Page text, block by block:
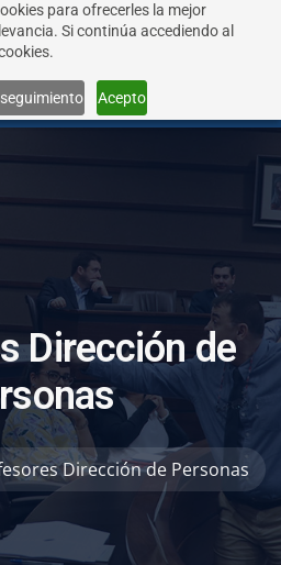
para ofrecerles la mejor
Si continúa accediendo al
Acepto
sDirecciónde
rsonas
Dirección de Personas